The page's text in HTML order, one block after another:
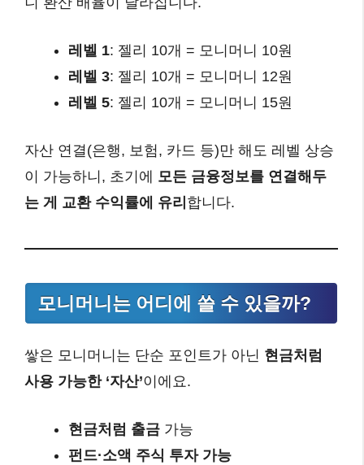
레벨 1: 젤리 10개 = 모니머니 10원
레벨 3: 젤리 10개 = 모니머니 12원
레벨 5: 젤리 10개 = 모니머니 15원
자산 연결(은행, 보험, 카드 등)만 해도 레벨 상승
이 가능하니, 초기에 모든 금융정보를 연결해두
는 게 교환 수익률에 유리 합니다.
모니머니는 어디에 쓸 수 있을까?
쌓은 모니머니는 단순 포인트가 아닌 현금처럼
사용 가능한 ‘자산’이에요.
현금처럼 출금 가능
펀드·소액 주식 투자 가능